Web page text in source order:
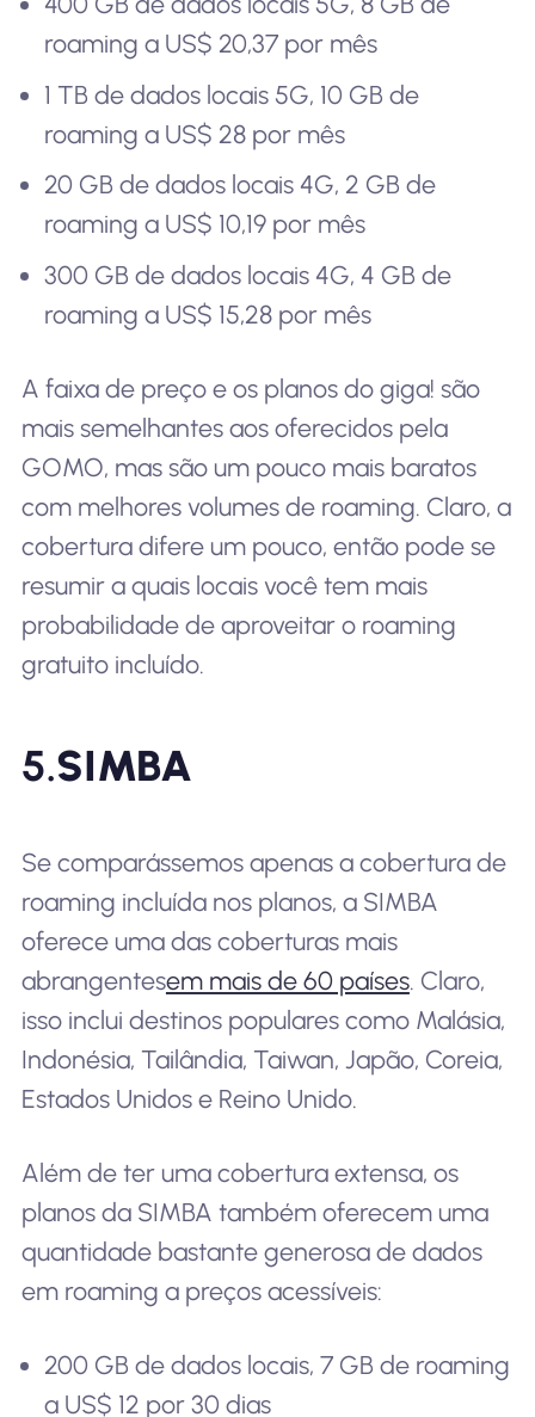
roaming a US$ 20,37 por mês
1 TB de dados locais 5G, 10 GB de
roaming a US$ 28 por mês
20 GB de dados locais 4G, 2 GB de
roaming a US$ 10,19 por mês
300 GB de dados locais 4G, 4 GB de
roaming a US$ 15,28 por mês
A faixa de preço e os planos do giga! são
mais semelhantes aos oferecidos pela
GOMO, mas são um pouco mais baratos
com melhores volumes de roaming. Claro, a
cobertura difere um pouco, então pode se
resumir a quais locais você tem mais
probabilidade de aproveitar o roaming
gratuito incluído.
5.SIMBA
Se comparássemos apenas a cobertura de
roaming incluída nos planos, a SIMBA
oferece uma das coberturas mais
abrangentesem mais de 60 países. Claro,
isso inclui destinos populares como Malásia,
Indonésia, Tailândia, Taiwan, Japão, Coreia,
Estados Unidos e Reino Unido.
Além de ter uma cobertura extensa, os
planos da SIMBA também oferecem uma
quantidade bastante generosa de dados
em roaming a preços acessíveis:
200 GB de dados locais, 7 GB de roaming
a US$ 12 por 30 dias